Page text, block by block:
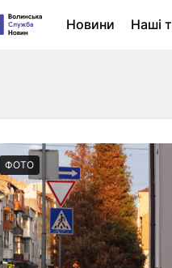
Новини Наші
ФОТО